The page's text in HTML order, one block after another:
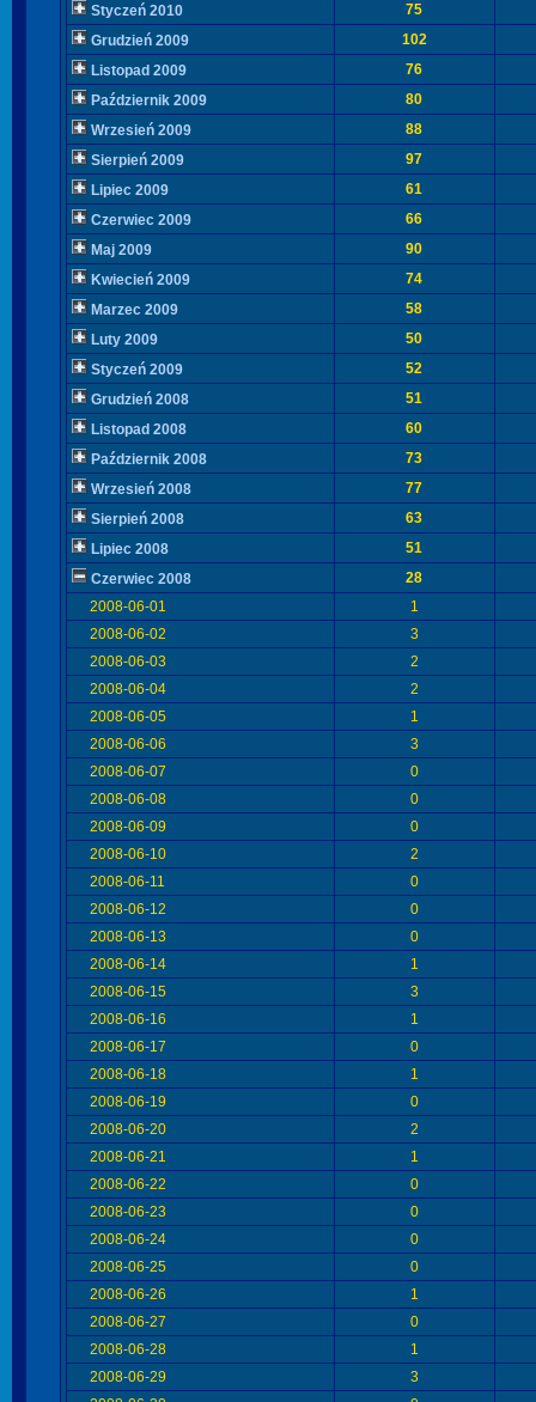
Styczeń 2010
75
Grudzień 2009
102
Listopad 2009
76
Październik 2009
80
Wrzesień 2009
88
Sierpień 2009
97
Lipiec 2009
61
Czerwiec 2009
66
Maj 2009
90
Kwiecień 2009
74
Marzec 2009
58
Luty 2009
50
Styczeń 2009
52
Grudzień 2008
51
Listopad 2008
60
Październik 2008
73
Wrzesień 2008
77
Sierpień 2008
63
Lipiec 2008
51
Czerwiec 2008
28
2008-06-01
1
2008-06-02
3
2008-06-03
2
2008-06-04
2
2008-06-05
1
2008-06-06
3
2008-06-07
0
2008-06-08
0
2008-06-09
0
2008-06-10
2
2008-06-11
0
2008-06-12
0
2008-06-13
0
2008-06-14
1
2008-06-15
3
2008-06-16
1
2008-06-17
0
2008-06-18
1
2008-06-19
0
2008-06-20
2
2008-06-21
1
2008-06-22
0
2008-06-23
0
2008-06-24
0
2008-06-25
0
2008-06-26
1
2008-06-27
0
2008-06-28
1
2008-06-29
3